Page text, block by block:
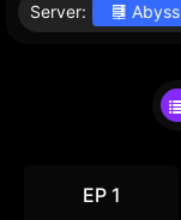
Server: Abyss
EP 1